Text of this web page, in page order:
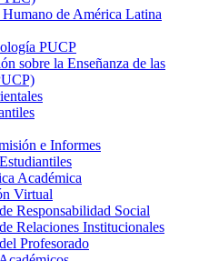
de América Latina
PUCP
sobre la Enseñanza de las
e Informes
Académica
Virtual
Responsabilidad Social
Relaciones Institucionales
Profesorado